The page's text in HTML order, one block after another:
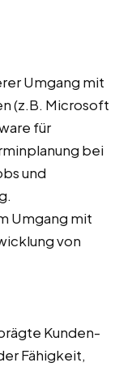
Umgang mit
(z.B. Microsoft
für
bei
und
Umgang mit
von
Kunden-
Fähigkeit,